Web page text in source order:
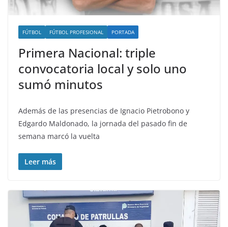
FÚTBOL FÚTBOL PROFESIONAL PORTADA
Primera Nacional: triple
convocatoria local y solo uno
sumó minutos
Además de las presencias de Ignacio Pietrobono y
Edgardo Maldonado, la jornada del pasado fin de
semana marcó la vuelta
Leer más